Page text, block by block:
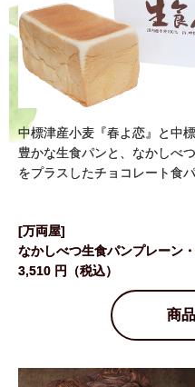
中標津産小麦『春よ恋』と中
豊かな生食パンと、なかしべ
をプラスしたチョコレート食
[万両屋]
なかしべつ生食パンプレーン・
3,510 円（税込）
商